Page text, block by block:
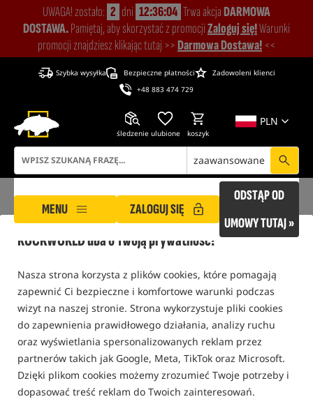
ROCKWORLD dba o Twoją prywatność!
Nasza strona korzysta z plików cookies, które pomagają
zapewnić Ci bezpieczne i komfortowe warunki podczas
wizyt na naszej stronie. Strona wykorzystuje pliki cookies
do zapewnienia prawidłowego działania, analizy ruchu
oraz wyświetlania spersonalizowanych reklam przez
partnerów takich jak Google, Meta, TikTok oraz Microsoft.
Dzięki plikom cookies możemy zrozumieć Twoje potrzeby i
dopasować treść reklam do Twoich zainteresowań.
UWAGA! zostało: 2 dni 12:36:04 Trwa akcjaDARMOWA
DOSTAWA.Pamiętaj, aby skorzystać z promocjiZaloguj się!Warunki
promocji znajdziesz klikając tutaj >>Darmowa Dostawa! <<
Szybka wysyłka Bezpieczne płatności
Zadowoleni klienci
+48 883 474 729
PLN
śledzenie ulubione koszyk
zaawansowane
MENU ZALOGUJ SIĘ
ODSTĄP OD
UMOWY TUTAJ »
POLITYKA COOKIES
POLITYKA PLIKÓW COOKIES SKLEPU ROCKWORLD
1. Czym są pliki cookies